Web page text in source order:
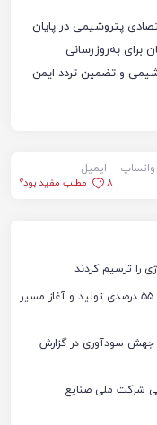
پتروشیمی در پایان
برای به‌روزرسانی
و تضمین تردد ایمن
واتساپ
ایمیل
8
مطلب مفید بود؟
را ترسیم کردند
بازگشت پتروشیمی آبادان به مدار تولید؛ رشد ۵۵ درصدی تولید و آغاز مسیر
رسید؛ جهش سودآوری در گزارش
شرکت ملی صنایع